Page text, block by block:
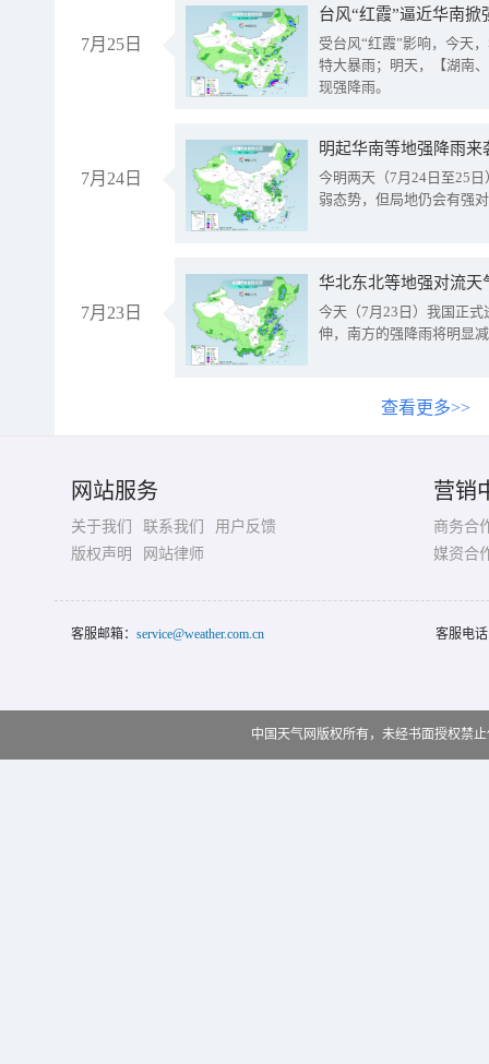
7月25日
台风“红霞”逼近华南
受台风“红霞”影响，今天
特大暴雨；明天，【湖南
现强降雨。
7月24日
明起华南等地强降雨
今明两天（7月24日至25
弱态势，但局地仍会有强
7月23日
华北东北等地强对流天
今天（7月23日）我国正
伸，南方的强降雨将明显
查看更多>>
网站服务
关于我们 联系我们
用户反馈
版权声明
网站律师
营销
商务合
媒资合
客服邮箱： service@weather.com.cn 客服电
中国天气网版权所有，未经书面授权